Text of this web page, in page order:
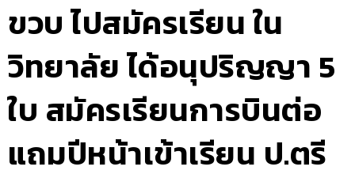
ขวบ ไปสมัครเรียน ใน
วิทยาลัย ได้อนุปริญญา 5
ใบ สมัครเรียนการบินต่อ
แถมปีหน้าเข้าเรียน ป.ตรี